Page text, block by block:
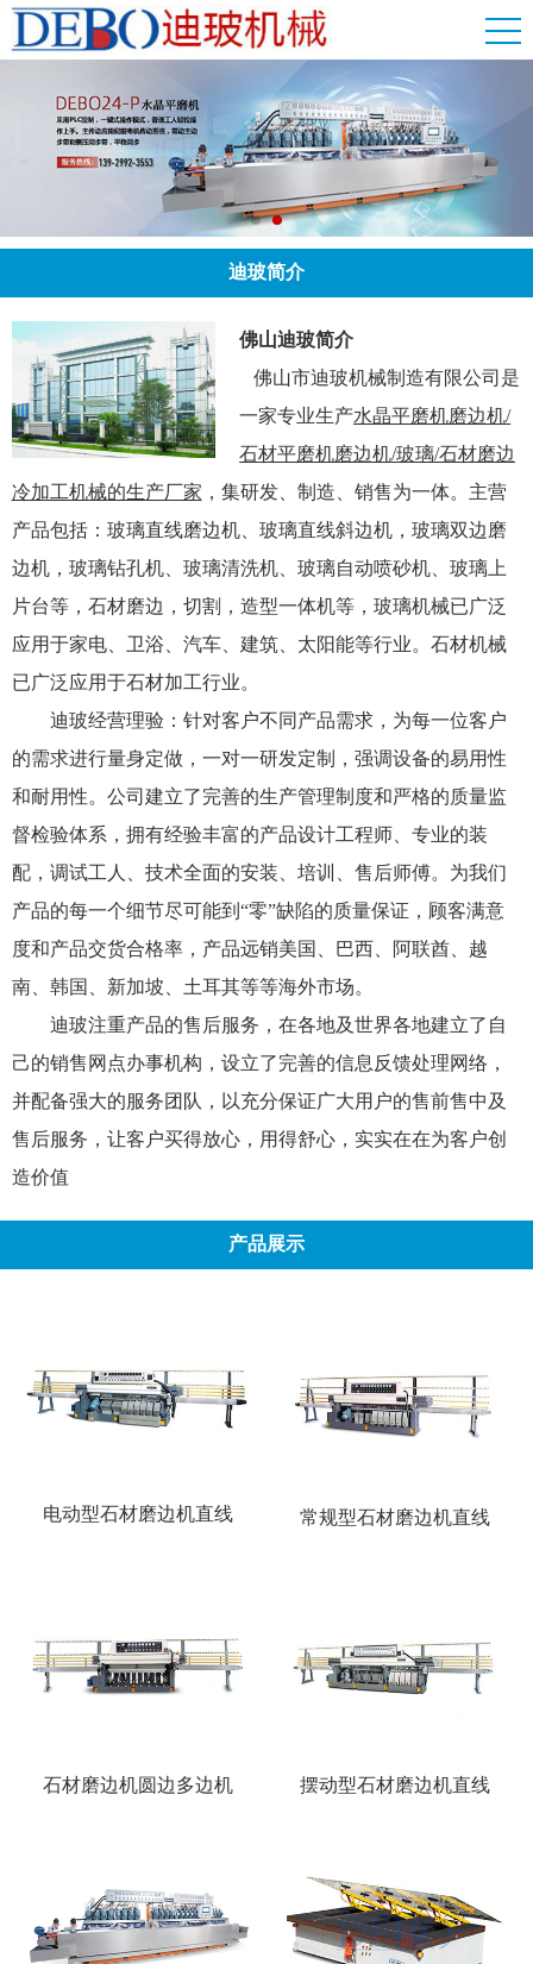
迪玻简介
佛山迪玻简介
佛山市迪玻机械制造有限公司是
一家专业生产水晶平磨机磨边机/
石材平磨机磨边机/玻璃/石材磨边
冷加工机械的生产厂家 ，集研发、制造、销售为一体。主营
产品包括：玻璃直线磨边机、玻璃直线斜边机，玻璃双边磨
边机，玻璃钻孔机、玻璃清洗机、玻璃自动喷砂机、玻璃上
片台等，石材磨边，切割，造型一体机等，玻璃机械已广泛
应用于家电、卫浴、汽车、建筑、太阳能等行业。石材机械
已广泛应用于石材加工行业。
迪玻经营理验：针对客户不同产品需求，为每一位客户
的需求进行量身定做，一对一研发定制，强调设备的易用性
和耐用性。公司建立了完善的生产管理制度和严格的质量监
督检验体系，拥有经验丰富的产品设计工程师、专业的装
配，调试工人、技术全面的安装、培训、售后师傅。为我们
产品的每一个细节尽可能到“零”缺陷的质量保证，顾客满意
度和产品交货合格率，产品远销美国、巴西、阿联酋、越
南、韩国、新加坡、土耳其等等海外市场。
迪玻注重产品的售后服务，在各地及世界各地建立了自
己的销售网点办事机构，设立了完善的信息反馈处理网络，
并配备强大的服务团队，以充分保证广大用户的售前售中及
售后服务，让客户买得放心，用得舒心，实实在在为客户创
造价值
产品展示
电动型石材磨边机直线 常规型石材磨边机直线
石材磨边机圆边多边机 摆动型石材磨边机直线